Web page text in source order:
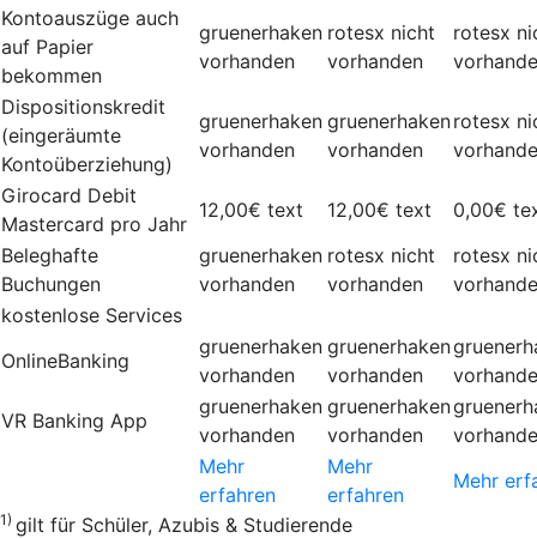
Kontoauszüge auch
auf Papier
bekommen
gruenerhaken
vorhanden
rotesx nicht
vorhanden
rotesx
Dispositionskredit
(eingeräumte
Kontoüberziehung)
gruenerhaken
vorhanden
gruenerhaken
vorhanden
rotesx
Girocard Debit
Mastercard pro Jahr
12,00€ text 12,00€ text 0,00€
Beleghafte
Buchungen
gruenerhaken
vorhanden
rotesx nicht
vorhanden
rotesx
kostenlose Services
OnlineBanking
gruenerhaken
vorhanden
gruenerhaken
vorhanden
VR Banking App
gruenerhaken
vorhanden
gruenerhaken
vorhanden
Mehr
erfahren
Mehr
erfahren
Mehr
1) gilt für Schüler, Azubis & Studierende